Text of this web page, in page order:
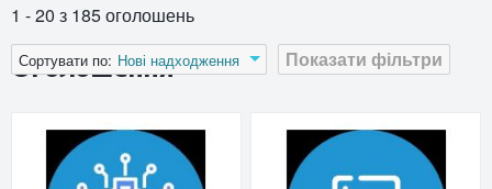
1 - 20 з 185 оголошень
Показати фільтри
Сортувати по: Нові надходження
Оголошення